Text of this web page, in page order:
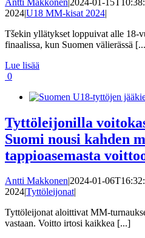
2024|U18 MM-kisat 2024|
Tšekin yllätykset loppuivat alle 18-
finaalissa, kun Suomen välierässä
Lue lisää
0
Tyttöleijonilla
Suomi nousi kahden
tappioasemasta
Antti Makkonen|2024-01-
2024|Tyttöleijonat|
Tyttöleijonat aloittivat MM-
vastaan. Voitto irtosi kaikkea [...]